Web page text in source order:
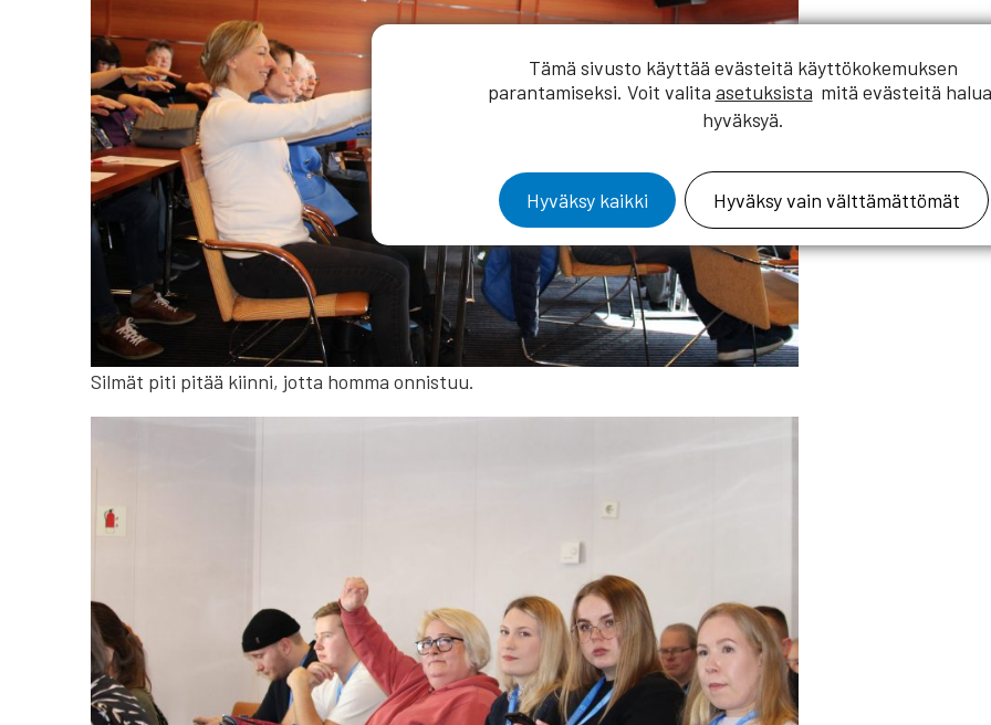
Silmät piti pitää kiinni, jotta homma onnistuu.
Tämä sivusto käyttää evästeitä käyttökokemuksen
parantamiseksi. Voit valita asetuksista mitä evästeitä
hyväksyä.
Hyväksy kaikki Hyväksy vain välttämättömät